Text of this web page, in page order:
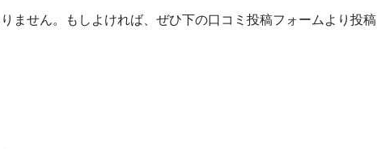
ません。もしよければ、ぜひ下の口コミ投稿フォームより投稿